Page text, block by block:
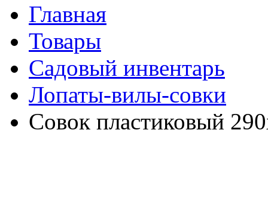
Главная
Товары
Садовый инвентарь
Лопаты-вилы-совки
Совок пластиковый